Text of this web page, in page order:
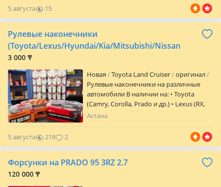
другому. Так же есть возможность
заказать и другие элементы подвески/
салона, фары и прочее Под заказ 2
недели до г. Алматы Крузак 100 Крузак
200 Land Cruiser 100 Land Cruiser 200
5 августа
15
0
Рулевые наконечники
(Toyota/Lexus/Hyundai/Kia/Mitsubishi/Nissan
3 000 ₸
3
Новая Toyota Land Cruiser
оригинал
Рулевые наконечники на различные
автомобили В наличии на: • Toyota
(Camry, Corolla, Prado и др.) • Lexus (RX,
ES и др.) • Hyundai/Kia (Sonata, Tucson,
проверенные аналоги • Надёжная
работа рулевого управления • Без
люфтов и стуков В наличии левый и
Астана
5 августа 218 2
Форсунки на PRADO 95 3RZ 2.7
120 000 ₸